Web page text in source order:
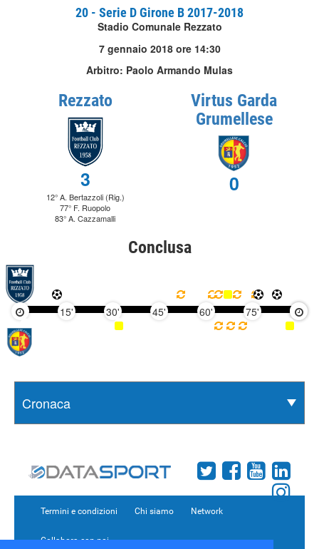
20 - Serie D Girone B 2017-2018
Stadio Comunale Rezzato
7 gennaio 2018 ore 14:30
Arbitro: Paolo Armando Mulas
Rezzato
3
12° A. Bertazzoli (Rig.)
77° F. Ruopolo
83° A. Cazzamalli
Virtus Garda
Grumellese
0
Conclusa
15' 30' 45' 60' 75' 90'
Termini e condizioni Chi siamo Network
Collabora con noi